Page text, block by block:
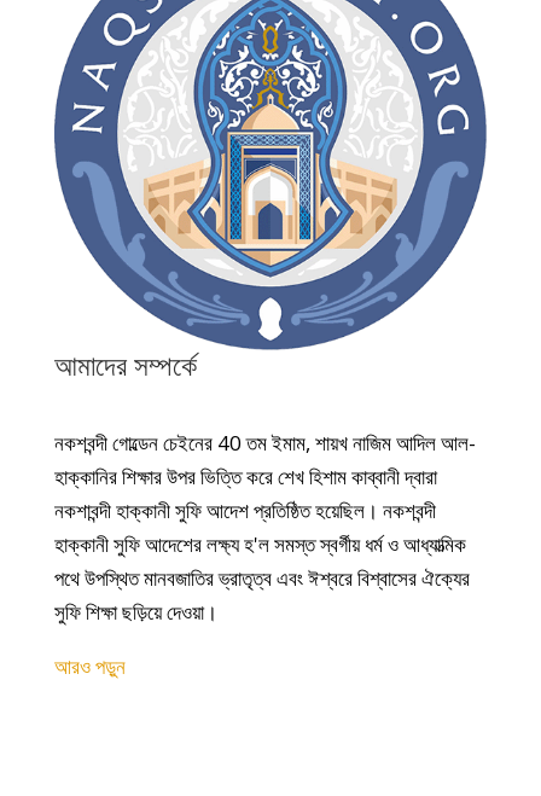
আমাদের সম্পর্কে
নকশবন্দী গোল্ডেন চেইনের 40 তম ইমাম, শায়খ নাজিম আদিল আল-
হাক্কানির শিক্ষার উপর ভিত্তি করে শেখ হিশাম কাব্বানী দ্বারা
নকশাবন্দী হাক্কানী সুফি আদেশ প্রতিষ্ঠিত হয়েছিল। নকশবন্দী
হাক্কানী সুফি আদেশের লক্ষ্য হ'ল সমস্ত স্বর্গীয় ধর্ম ও আধ্যাত্মিক
পথে উপস্থিত মানবজাতির ভ্রাতৃত্ব এবং ঈশ্বরে বিশ্বাসের ঐক্যের
সুফি শিক্ষা ছড়িয়ে দেওয়া।
আরও পড়ুন